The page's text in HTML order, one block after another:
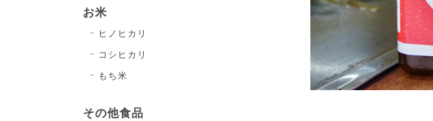
お米
ヒノヒカリ
コシヒカリ
もち米
その他食品